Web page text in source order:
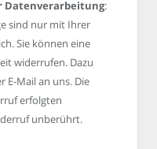
Datenverarbeitung:
sind nur mit Ihrer
Sie können eine
widerrufen. Dazu
E-Mail an uns. Die
erfolgten
unberührt.